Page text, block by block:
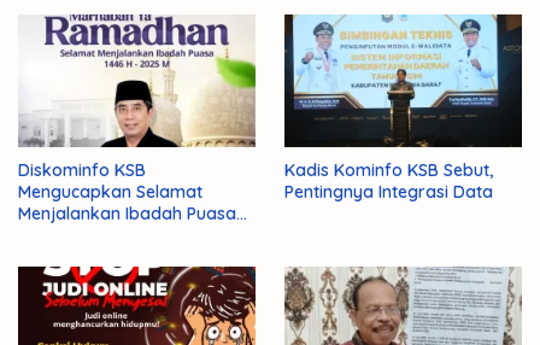
Diskominfo KSB
Mengucapkan Selamat
Menjalankan Ibadah Puasa
Kadis Kominfo KSB Sebut,
Pentingnya Integrasi Data